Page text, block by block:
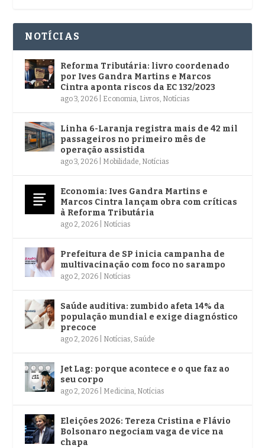
NOTÍCIAS
Reforma Tributária: livro coordenado
por Ives Gandra Martins e Marcos
Cintra aponta riscos da EC 132/2023
ago 3, 2026 Economia, Livros, Notícias
Linha 6-Laranja registra mais de 42 mil
passageiros no primeiro mês de
operação assistida
ago 3, 2026 Mobilidade, Notícias
Economia: Ives Gandra Martins e
Marcos Cintra lançam obra com críticas
à Reforma Tributária
ago 2, 2026 Notícias
Prefeitura de SP inicia campanha de
multivacinação com foco no sarampo
ago 2, 2026 Notícias
Saúde auditiva: zumbido afeta 14% da
população mundial e exige diagnóstico
precoce
ago 2, 2026 Notícias, Saúde
Jet Lag: porque acontece e o que faz ao
seu corpo
ago 2, 2026 Medicina, Notícias
Eleições 2026: Tereza Cristina e Flávio
Bolsonaro negociam vaga de vice na
chapa